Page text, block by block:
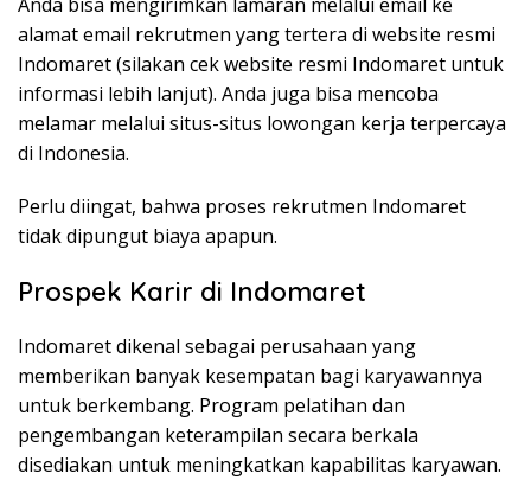
alamat email rekrutmen yang tertera di website resmi
Indomaret (silakan cek website resmi Indomaret untuk
informasi lebih lanjut). Anda juga bisa mencoba
melamar melalui situs-situs lowongan kerja terpercaya
di Indonesia.
Perlu diingat, bahwa proses rekrutmen Indomaret
tidak dipungut biaya apapun.
Prospek Karir di Indomaret
Indomaret dikenal sebagai perusahaan yang
memberikan banyak kesempatan bagi karyawannya
untuk berkembang. Program pelatihan dan
pengembangan keterampilan secara berkala
disediakan untuk meningkatkan kapabilitas karyawan.